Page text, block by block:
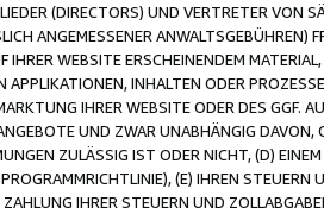
(DIRECTORS) UND VERTRETER VON
ANGEMESSENER
IHRER WEBSITE ERSCHEINENDEM
APPLIKATIONEN, INHALTEN ODER
IHRER WEBSITE ODER DES GGF.
UND ZWAR UNABHÄNGIG
ZULÄSSIG IST ODER NICHT, (D)
(E) IHREN
IHRER STEUERN UND